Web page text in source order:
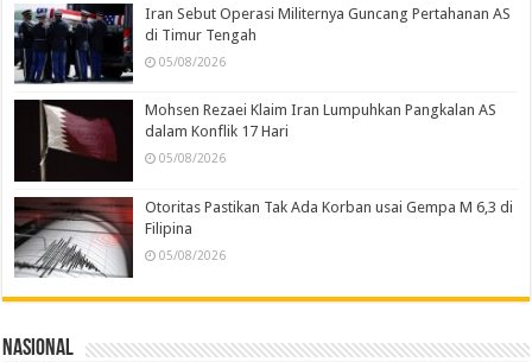
Iran Sebut Operasi Militernya Guncang Pertahanan AS
di Timur Tengah
05/08/2026
Mohsen Rezaei Klaim Iran Lumpuhkan Pangkalan AS
dalam Konflik 17 Hari
05/08/2026
Otoritas Pastikan Tak Ada Korban usai Gempa M 6,3 di
Filipina
05/08/2026
Nasional